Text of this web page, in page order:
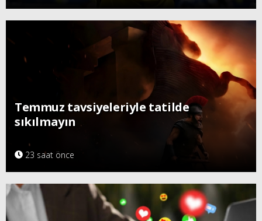
Temmuz tavsiyeleriyle tatilde
sıkılmayın
23 saat önce